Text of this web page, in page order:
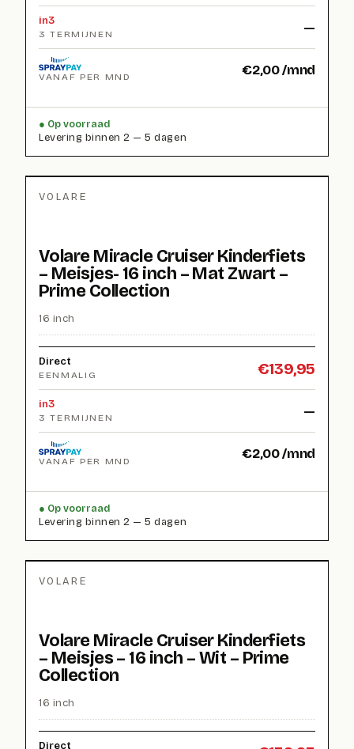
in3
3 TERMIJNEN —
VANAF PER MND €2,00/mnd
Op voorraad
Levering binnen 2 — 5 dagen
VOLARE
Volare Miracle Cruiser Kinderfiets
– Meisjes- 16 inch – Mat Zwart –
Prime Collection
16 inch
Direct
EENMALIG €139,95
in3
3 TERMIJNEN —
VANAF PER MND €2,00/mnd
Op voorraad
Levering binnen 2 — 5 dagen
VOLARE
Volare Miracle Cruiser Kinderfiets
– Meisjes – 16 inch – Wit – Prime
Collection
16 inch
Direct